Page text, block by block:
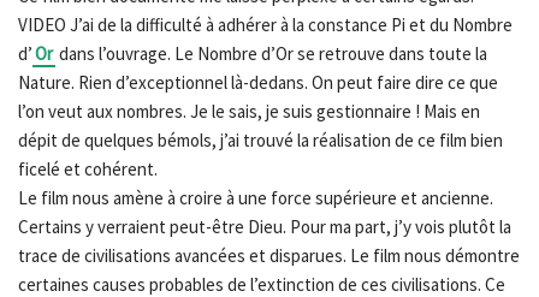
VIDEO J’ai de la difficulté à adhérer à la constance Pi et du Nombre
d’Or dans l’ouvrage. Le Nombre d’Or se retrouve dans toute la
Nature. Rien d’exceptionnel là-dedans. On peut faire dire ce que
l’on veut aux nombres. Je le sais, je suis gestionnaire ! Mais en
dépit de quelques bémols, j’ai trouvé la réalisation de ce film bien
ficelé et cohérent.
Le film nous amène à croire à une force supérieure et ancienne.
Certains y verraient peut-être Dieu. Pour ma part, j’y vois plutôt la
trace de civilisations avancées et disparues. Le film nous démontre
certaines causes probables de l’extinction de ces civilisations. Ce